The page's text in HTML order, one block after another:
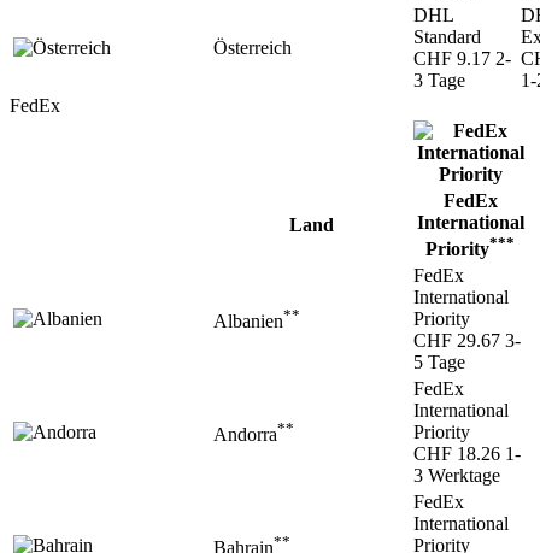
Österreich
DHL
Standard
CHF 9.17 2-
3 Tage
1-
FedEx
Land
FedEx
International
Priority***
Albanien**
FedEx
International
Priority
CHF 29.67 3-
5 Tage
Andorra**
FedEx
International
Priority
CHF 18.26 1-
3 Werktage
Bahrain**
FedEx
International
Priority